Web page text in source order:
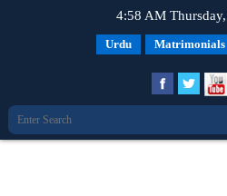
4:58 AM
Urdu Matrimonials